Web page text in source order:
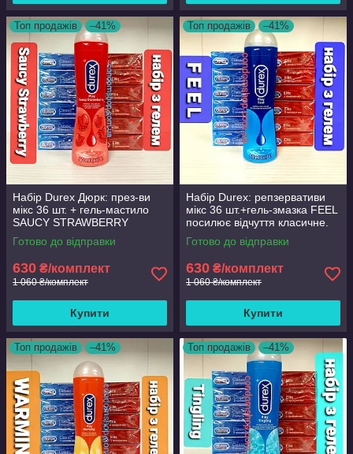
Топ продажів –41%
Набір Durex Дюрк: през-ви
мікс 36 шт. + гель-мастило
SAUCY STRAWBERRY
полуниця 50 мл.
Готово до відправки
630 ₴/комплект
1 060 ₴/комплект
Купити
Топ продажів –41%
Набір Durex: репзервативи
мікс 36 шт.+гель-змазка FEEL
посилює відчуття класичне.
Готово до відправки
630 ₴/комплект
1 060 ₴/комплект
Купити
Топ продажів –41% Топ продажів –41%